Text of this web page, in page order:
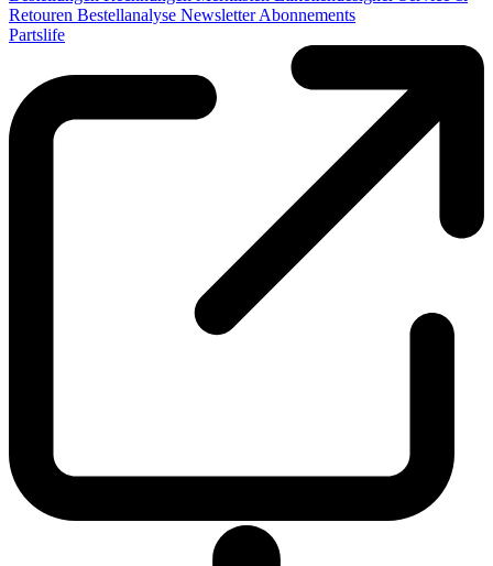
Retouren Bestellanalyse NewsletterAbonnements
Partslife